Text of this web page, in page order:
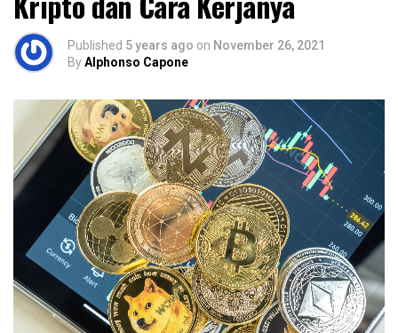
Published 5 years ago on November 26, 2021
ByAlphonso Capone